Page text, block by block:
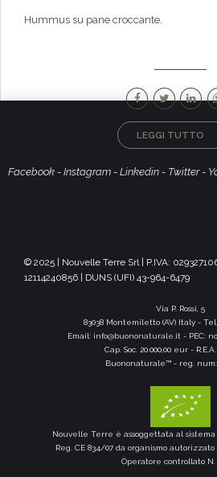
Hummus su pane croccante.
LEGGI TUTTO
Facebook - Instagram - Linkedin - Twitter-
© 2025 | Nouvelle Terre Srl | P.IVA:
12114240856 | DUNS (UFI) 43-964-6479
Via P. Rossi, 5
83038 Montemiletto (AV) Italy - Tel.
Email: info@buononaturale.it - PEC:
Cap. Soc. 20.000,00 eur -
Buononaturale™ - reg. num:
Nouvelle Terre è assoggettata al
Reg. CE 834/07 da organismo autorizzato
Operatore controllato N.